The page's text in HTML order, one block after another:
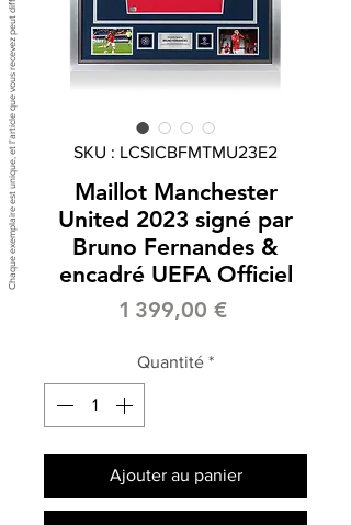
SKU : LCSICBFMTMU23E2
Maillot Manchester
United 2023 signé par
Bruno Fernandes &
encadré UEFA Officiel
1 399,00 €Prix
Quantité *
Ajouter au panier